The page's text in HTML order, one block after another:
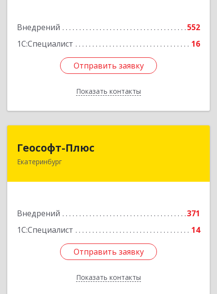
Внедрений
552
1С:Специалист
16
Отправить заявку
Показать контакты
Отправить заявку
Назад
Геософт-Плюс
Екатеринбург
Внедрений
371
1С:Специалист
14
Отправить заявку
Показать контакты
620033, Свердловская обл, Екатеринбург г,
Отправить заявку
Назад